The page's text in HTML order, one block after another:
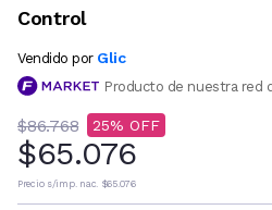
Control
Vendido por Glic
Producto de nuestra red
$86.768 25
$65.076
Precio s/imp. nac. $65.076